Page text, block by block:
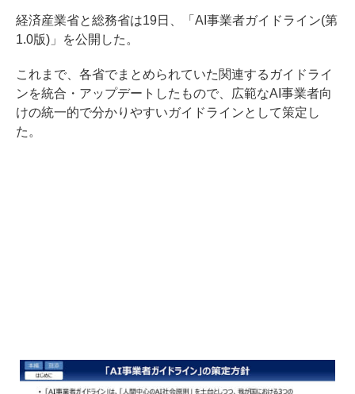
経済産業省と総務省は19日、「AI事業者ガイドライン(第
1.0版)」を公開した。
これまで、各省でまとめられていた関連するガイドライ
ンを統合・アップデートしたもので、広範なAI事業者向
けの統一的で分かりやすいガイドラインとして策定し
た。